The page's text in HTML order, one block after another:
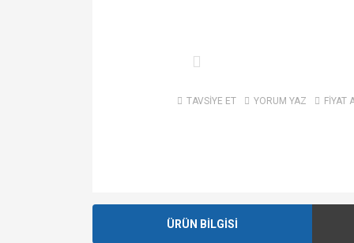
TAVSİYE ET YORUM YAZ FİYAT
ÜRÜN BİLGİSİ